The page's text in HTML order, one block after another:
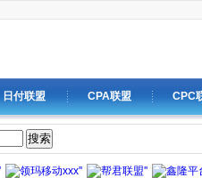
日付联盟 CPA联盟 CPC
搜索